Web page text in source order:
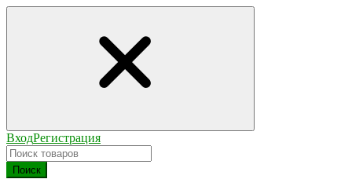
ВходРегистрация
Поиск